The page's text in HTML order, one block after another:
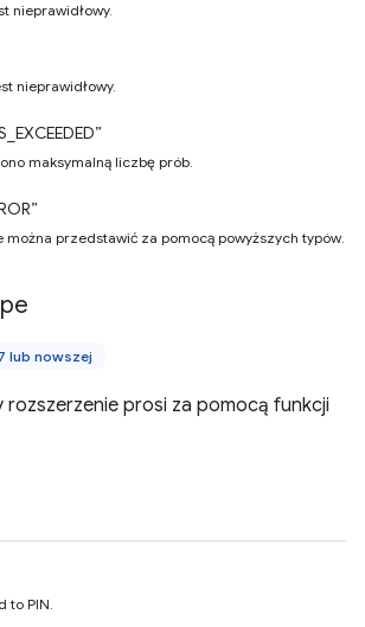
nieprawidłowy.
nieprawidłowy.
maksymalną liczbę prób.
można przedstawić za pomocą powyższych typów.
lub nowszej
rozszerzenie prosi za pomocą funkcji
to PIN.